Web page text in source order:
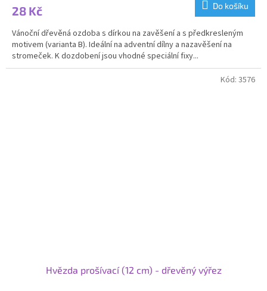
je
z
5
hvězdiček.
28 Kč Do košíku
Vánoční dřevěná ozdoba s dírkou na zavěšení a s předkresleným
motivem (varianta B). Ideální na adventní dílny a nazavěšení na
stromeček. K dozdobení jsou vhodné speciální fixy...
Hvězda prošívací (12 cm) - dřevěný výřez
Kód: 3576